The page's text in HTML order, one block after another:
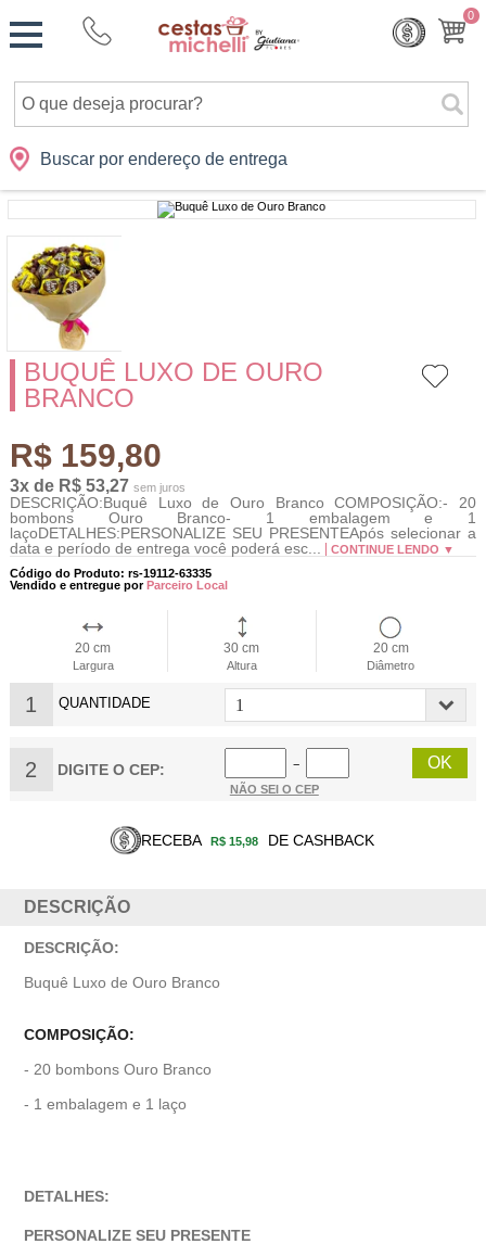
0
Buscar por endereço de entrega
Cidades Presentes Datas Shopping
Monte
sua
Cesta
BUQUÊ LUXO DE OURO
BRANCO
R$ 159,80
3x de R$ 53,27 sem juros
DESCRIÇÃO:Buquê Luxo de Ouro Branco COMPOSIÇÃO:- 20
bombons Ouro Branco- 1 embalagem e 1
laçoDETALHES:PERSONALIZE SEU PRESENTEApós selecionar a
data e período de entrega você poderá esc...
CONTINUE LENDO ▼
Código do Produto: rs-19112-63335
Vendido e entregue porParceiro Local
20 cm
Largura
30 cm
Altura
20 cm
Diâmetro
1 QUANTIDADE
2 DIGITE O CEP:
−
NÃO SEI O CEP
RECEBA R$ 15,98 DE CASHBACK
DESCRIÇÃO
DESCRIÇÃO:
Buquê Luxo de Ouro Branco
COMPOSIÇÃO:
- 20 bombons Ouro Branco
- 1 embalagem e 1 laço
DETALHES:
PERSONALIZE SEU PRESENTE